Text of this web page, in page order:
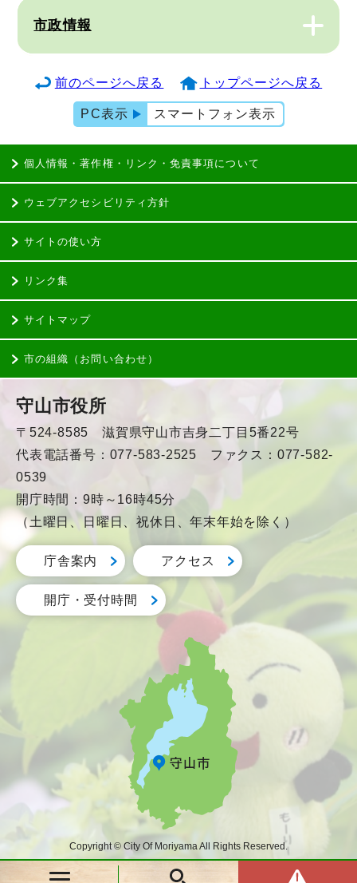
市政情報
前のページへ戻る トップページへ戻る
PC表示 スマートフォン表示
個人情報・著作権・リンク・免責事項について
ウェブアクセシビリティ方針
サイトの使い方
リンク集
サイトマップ
市の組織（お問い合わせ）
守山市役所
〒524-8585 滋賀県守山市吉身二丁目5番22号
代表電話番号：077-583-2525 ファクス：077-582-
0539
開庁時間：9時～16時45分
（土曜日、日曜日、祝休日、年末年始を除く）
庁舎案内 アクセス
開庁・受付時間
Copyright © City Of Moriyama All Rights Reserved.